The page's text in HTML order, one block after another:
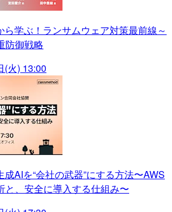
ら学ぶ！ランサムウェア対策最前線～
防御戦略
(火) 13:00
成AIを“会社の武器”にする方法〜AWS
と、安全に導入する仕組み〜